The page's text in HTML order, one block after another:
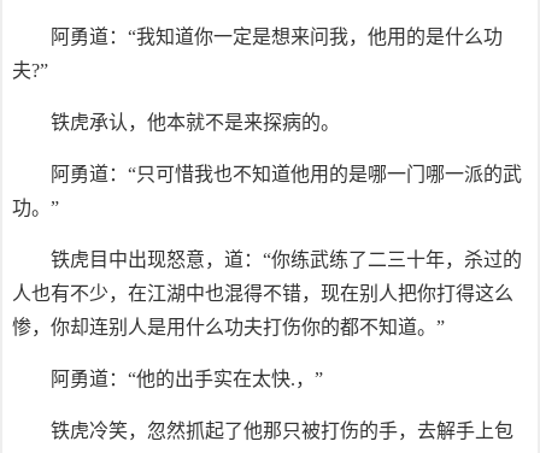
阿勇道：“我知道你一定是想来问我，他用的是什么功
夫?”
铁虎承认，他本就不是来探病的。
阿勇道：“只可惜我也不知道他用的是哪一门哪一派的武
功。”
铁虎目中出现怒意，道：“你练武练了二三十年，杀过的
人也有不少，在江湖中也混得不错，现在别人把你打得这么
惨，你却连别人是用什么功夫打伤你的都不知道。”
阿勇道：“他的出手实在太快.，”
铁虎冷笑，忽然抓起了他那只被打伤的手，去解手上包